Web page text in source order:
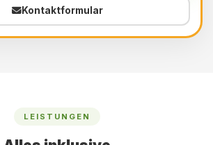
Kontaktformular
LEISTUNGEN